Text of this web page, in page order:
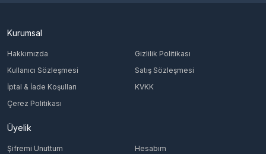
Kurumsal
Hakkımızda
Gizlilik Politikası
Kullanıcı Sözleşmesi
Satış Sözleşmesi
İptal & İade Koşulları
KVKK
Çerez Politikası
Üyelik
Şifremi Unuttum
Hesabım